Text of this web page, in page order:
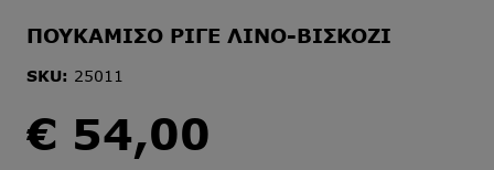
ΠΟΥΚΑΜΙΣΟ ΡΙΓΕ ΛΙΝΟ-ΒΙΣΚΟΖΙ
SKU: 25011
€ 54,00